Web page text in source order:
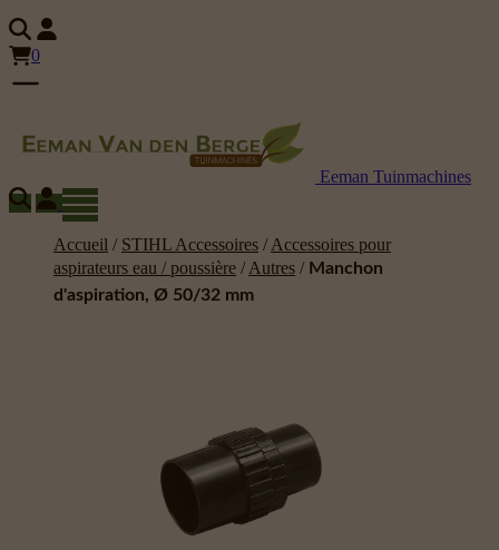
0
Eeman Tuinmachines
Accueil / STIHL Accessoires / Accessoires pour
aspirateurs eau / poussière / Autres / Manchon
d'aspiration, Ø 50/32 mm